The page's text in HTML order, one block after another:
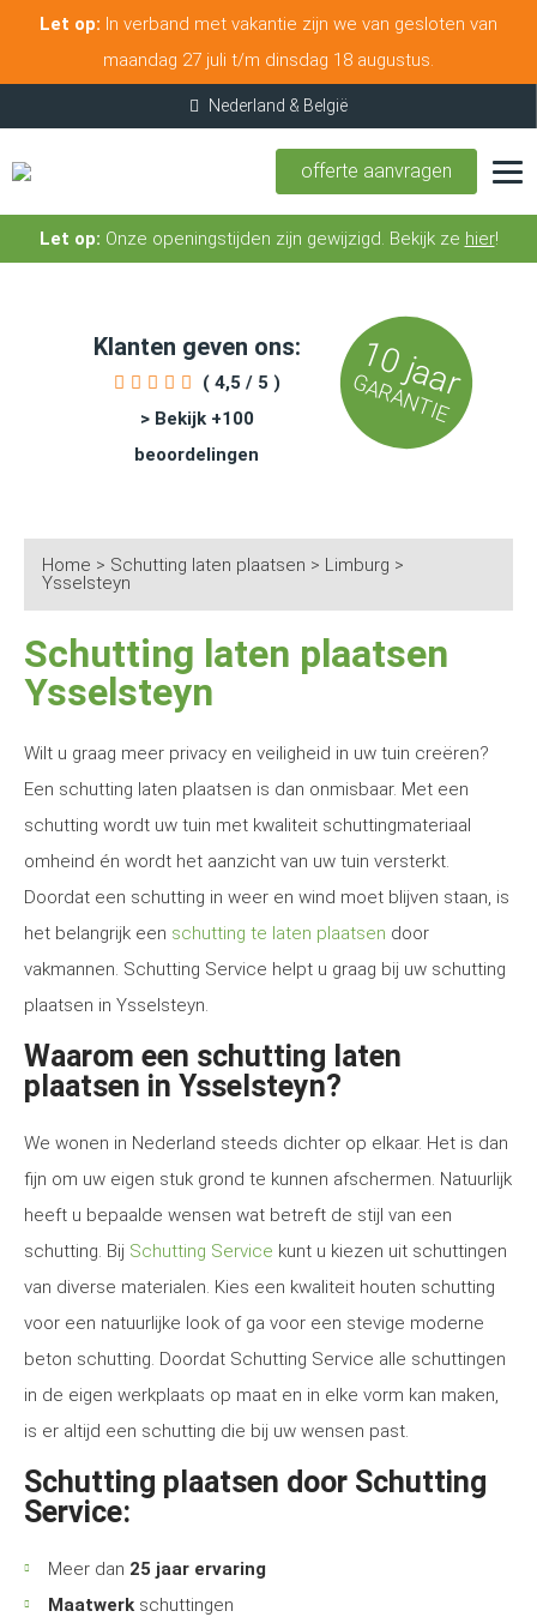
Let op: In verband met vakantie zijn we van gesloten van
maandag 27 juli t/m dinsdag 18 augustus.
offerte aanvragen
Let op: Onze openingstijden zijn gewijzigd. Bekijk ze hier!
Klanten geven ons:
( 4,5 / 5 )
> Bekijk +100
beoordelingen
10 jaar
GARANTIE
Home > Schutting laten plaatsen > Limburg >
Ysselsteyn
Schutting laten plaatsen
Ysselsteyn
Wilt u graag meer privacy en veiligheid in uw tuin creëren?
Een schutting laten plaatsen is dan onmisbaar. Met een
schutting wordt uw tuin met kwaliteit schuttingmateriaal
omheind én wordt het aanzicht van uw tuin versterkt.
Doordat een schutting in weer en wind moet blijven staan, is
het belangrijk een schutting te laten plaatsen door
vakmannen. Schutting Service helpt u graag bij uw schutting
plaatsen in Ysselsteyn.
Waarom een schutting laten
plaatsen in Ysselsteyn?
We wonen in Nederland steeds dichter op elkaar. Het is dan
fijn om uw eigen stuk grond te kunnen afschermen. Natuurlijk
heeft u bepaalde wensen wat betreft de stijl van een
schutting. Bij Schutting Service kunt u kiezen uit schuttingen
van diverse materialen. Kies een kwaliteit houten schutting
voor een natuurlijke look of ga voor een stevige moderne
beton schutting. Doordat Schutting Service alle schuttingen
in de eigen werkplaats op maat en in elke vorm kan maken,
is er altijd een schutting die bij uw wensen past.
Schutting plaatsen door Schutting
Service:
Meer dan 25 jaar ervaring
Maatwerk schuttingen